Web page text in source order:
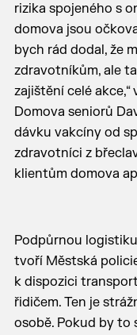
rizika spojeného s
domova jsou
bych rád dodal, že
zdravotníkům, ale
zajištění celé
Domova seniorů
dávku vakcíny od
zdravotníci z
klientům domova
Podpůrnou
tvoří Městská
k dispozici
řidičem. Ten je
osobě. Pokud by to